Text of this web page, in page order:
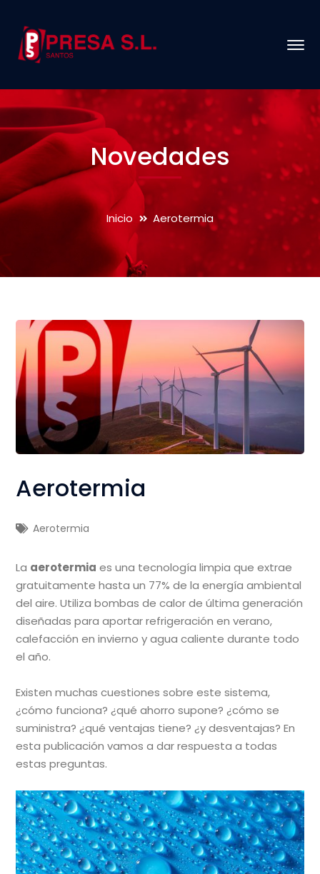
Novedades
Inicio Aerotermia
Aerotermia
Aerotermia
La aerotermia es una tecnología limpia que extrae
gratuitamente hasta un 77% de la energía ambiental
del aire. Utiliza bombas de calor de última generación
diseñadas para aportar refrigeración en verano,
calefacción en invierno y agua caliente durante todo
el año.
Existen muchas cuestiones sobre este sistema,
¿cómo funciona? ¿qué ahorro supone? ¿cómo se
suministra? ¿qué ventajas tiene? ¿y desventajas? En
esta publicación vamos a dar respuesta a todas
estas preguntas.